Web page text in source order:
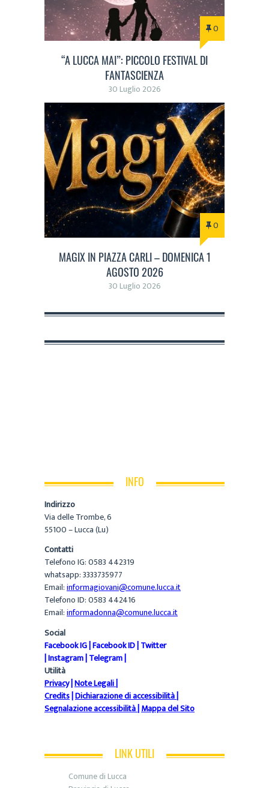
0
“A LUCCA MAI”: PICCOLO FESTIVAL DI
FANTASCIENZA
30 Luglio 2026
0
MAGIX IN PIAZZA CARLI – DOMENICA 1
AGOSTO 2026
30 Luglio 2026
INFO
Indirizzo
Via delle Trombe, 6
55100 – Lucca (Lu)
Contatti
Telefono IG: 0583 442319
whatsapp: 3333735977
Email:informagiovani@comune.lucca.it
Telefono ID: 0583 442416
Email:informadonna@comune.lucca.it
Social
Facebook IG|Facebook ID|Twitter
|Instagram|Telegram|
Utilità
Privacy|Note Legali|
Credits|Dichiarazione di accessibilità|
Segnalazione accessibilità|Mappa del Sito
LINK UTILI
Comune di Lucca